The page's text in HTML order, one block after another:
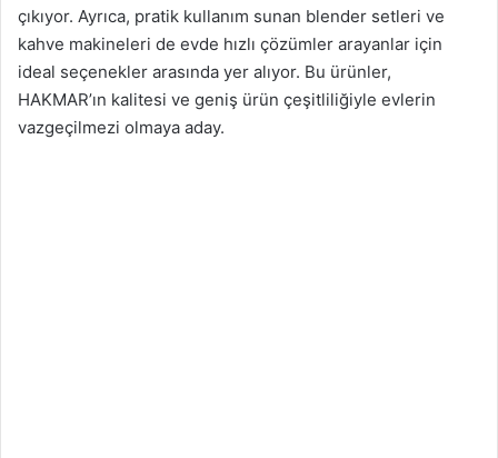
çıkıyor. Ayrıca, pratik kullanım sunan blender setleri ve
kahve makineleri de evde hızlı çözümler arayanlar için
ideal seçenekler arasında yer alıyor. Bu ürünler,
HAKMAR’ın kalitesi ve geniş ürün çeşitliliğiyle evlerin
vazgeçilmezi olmaya aday.